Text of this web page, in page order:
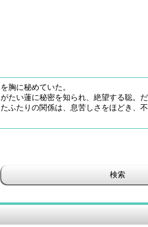
胸に秘めていた。
たい蓮に秘密を知られ、絶望する聡。
ふたりの関係は、息苦しさをほどき、
検索